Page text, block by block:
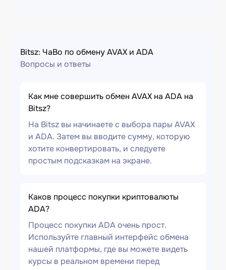
Bitsz: ЧаВо по обмену AVAX и ADA
Вопросы и ответы
Как мне совершить обмен AVAX на ADA на
Bitsz?
На Bitsz вы начинаете с выбора пары AVAX
и ADA. Затем вы вводите сумму, которую
хотите конвертировать, и следуете
простым подсказкам на экране.
Каков процесс покупки криптовалюты
ADA?
Процесс покупки ADA очень прост.
Используйте главный интерфейс обмена
нашей платформы, где вы можете видеть
курсы в реальном времени перед